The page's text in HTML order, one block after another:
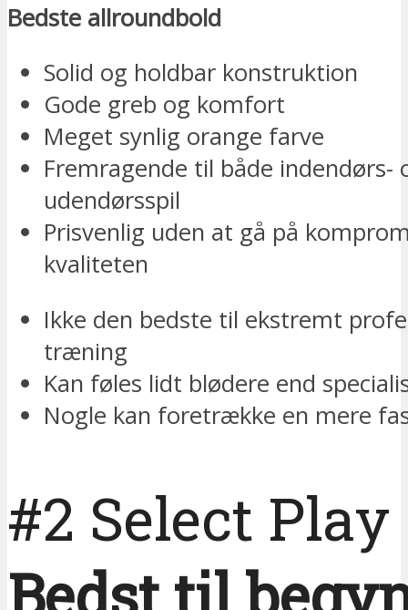
Bedste allroundbold
Solid og holdbar konstruktion
Gode greb og komfort
Meget synlig orange farve
Fremragende til både indendørs-
udendørsspil
Prisvenlig uden at gå på
kvaliteten
Ikke den bedste til ekstremt
træning
Kan føles lidt blødere end
Nogle kan foretrække en mere
#2 Select
Bedst til